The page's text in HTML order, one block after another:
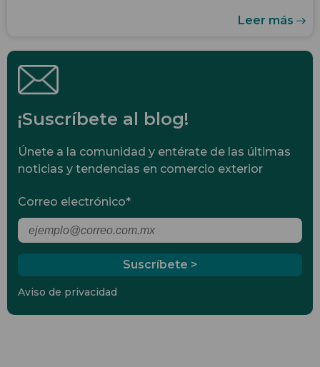
Leer más
¡Suscríbete al blog!
Únete a la comunidad y entérate de las últimas
noticias y tendencias en comercio exterior
Correo electrónico*
Aviso de privacidad